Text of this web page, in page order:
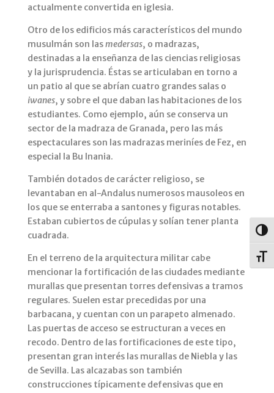
actualmente convertida en iglesia.
Otro de los edificios más característicos del mundo
musulmán son lasmedersas, o madrazas,
destinadas a la enseñanza de las ciencias religiosas
y la jurisprudencia. Éstas se articulaban en torno a
un patio al que se abrían cuatro grandes salas o
iwanes, y sobre el que daban las habitaciones de los
estudiantes. Como ejemplo, aún se conserva un
sector de la madraza de Granada, pero las más
espectaculares son las madrazas meriníes de Fez, en
especial la Bu Inania.
También dotados de carácter religioso, se
levantaban en al-Andalus numerosos mausoleos en
los que se enterraba a santones y figuras notables.
Estaban cubiertos de cúpulas y solían tener planta
cuadrada.
En el terreno de la arquitectura militar cabe
mencionar la fortificación de las ciudades mediante
murallas que presentan torres defensivas a tramos
regulares. Suelen estar precedidas por una
barbacana, y cuentan con un parapeto almenado.
Las puertas de acceso se estructuran a veces en
recodo. Dentro de las fortificaciones de este tipo,
presentan gran interés las murallas de Niebla y las
de Sevilla. Las alcazabas son también
construcciones típicamente defensivas que en